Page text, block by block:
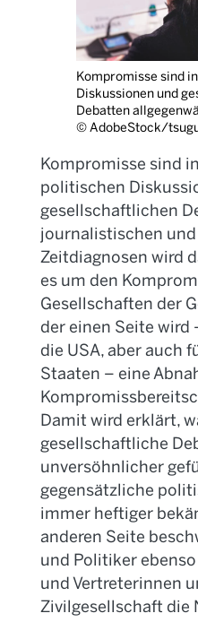
Kompromisse sind
Diskussionen und
Debatten
© AdobeStock/
Kompromisse sind
politischen
gesellschaftlichen
journalistischen
Zeitdiagnosen wird
es um den
Gesellschaften der
der einen Seite wird
die USA, aber auch
Staaten – eine
Damit wird erklärt,
gesellschaftliche
unversöhnlicher
gegensätzliche
immer heftiger
anderen Seite
und Politiker
und Vertreterinnen
Zivilgesellschaft die